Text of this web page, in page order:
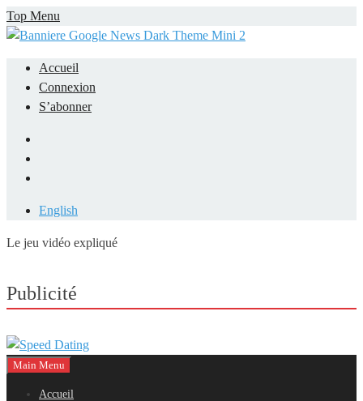
Skip
to
Top Menu
Accueil
Connexion
S’abonner
English
Le jeu vidéo expliqué
Publicité
Main Menu
Accueil